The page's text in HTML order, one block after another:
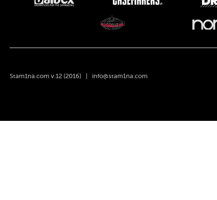
Stam1na.com v.12 (2016) | info@stam1na.com